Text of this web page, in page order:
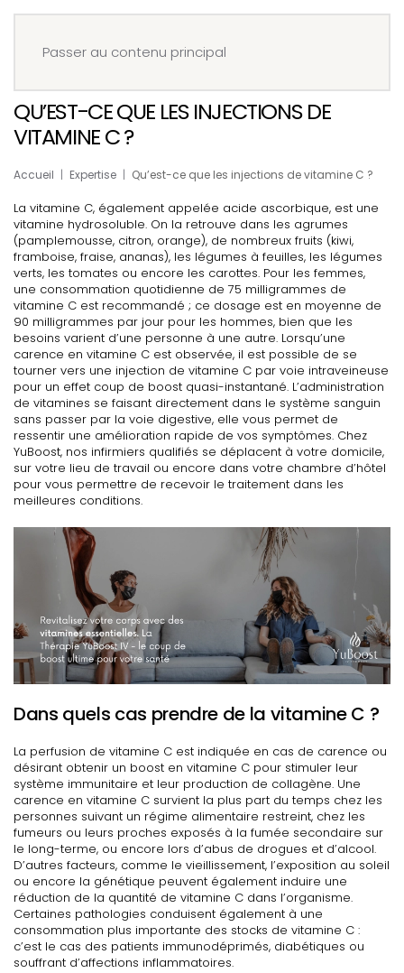
Passer au contenu principal
QU’EST-CE QUE LES INJECTIONS DE
VITAMINE C ?
Accueil Expertise Qu’est-ce que les injections de vitamine C ?
La vitamine C, également appelée acide ascorbique, est une
vitamine hydrosoluble. On la retrouve dans les agrumes
(pamplemousse, citron, orange), de nombreux fruits (kiwi,
framboise, fraise, ananas), les légumes à feuilles, les légumes
verts, les tomates ou encore les carottes. Pour les femmes,
une consommation quotidienne de 75 milligrammes de
vitamine C est recommandé ; ce dosage est en moyenne de
90 milligrammes par jour pour les hommes, bien que les
besoins varient d’une personne à une autre. Lorsqu’une
carence en vitamine C est observée, il est possible de se
tourner vers une injection de vitamine C par voie intraveineuse
pour un effet coup de boost quasi-instantané. L’administration
de vitamines se faisant directement dans le système sanguin
sans passer par la voie digestive, elle vous permet de
ressentir une amélioration rapide de vos symptômes. Chez
YuBoost, nos infirmiers qualifiés se déplacent à votre domicile,
sur votre lieu de travail ou encore dans votre chambre d’hôtel
pour vous permettre de recevoir le traitement dans les
meilleures conditions.
Dans quels cas prendre de la vitamine C ?
La perfusion de vitamine C est indiquée en cas de carence ou
désirant obtenir un boost en vitamine C pour stimuler leur
système immunitaire et leur production de collagène. Une
carence en vitamine C survient la plus part du temps chez les
personnes suivant un régime alimentaire restreint, chez les
fumeurs ou leurs proches exposés à la fumée secondaire sur
le long-terme, ou encore lors d’abus de drogues et d’alcool.
D’autres facteurs, comme le vieillissement, l’exposition au soleil
ou encore la génétique peuvent également induire une
réduction de la quantité de vitamine C dans l’organisme.
Certaines pathologies conduisent également à une
consommation plus importante des stocks de vitamine C :
c’est le cas des patients immunodéprimés, diabétiques ou
souffrant d’affections inflammatoires.